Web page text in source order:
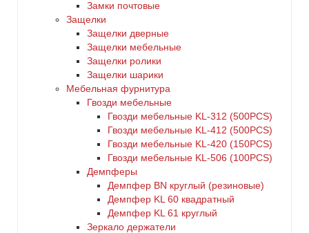
Замки почтовые
Защелки
Защелки дверные
Защелки мебельные
Защелки ролики
Защелки шарики
Мебельная фурнитура
Гвозди мебельные
Гвозди мебельные KL-312 (500PCS)
Гвозди мебельные KL-412 (500PCS)
Гвозди мебельные KL-420 (150PCS)
Гвозди мебельные KL-506 (100PCS)
Демпферы
Демпфер BN круглый (резиновые)
Демпфер KL 60 квадратный
Демпфер KL 61 круглый
Зеркало держатели